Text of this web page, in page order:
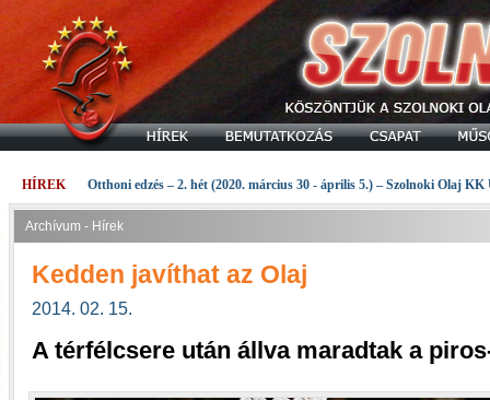
HÍREK Otthoni edzés – 2. hét (2020. március 30 - április 5.) – Szolnoki Olaj KK
Archívum - Hírek
Kedden javíthat az Olaj
2014. 02. 15.
A térfélcsere után állva maradtak a